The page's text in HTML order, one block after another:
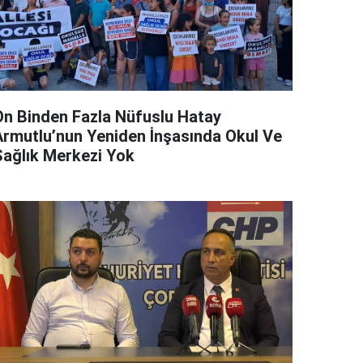
Binden Fazla Nüfuslu Hatay
Yeniden İnşasında Okul Ve
Merkezi Yok